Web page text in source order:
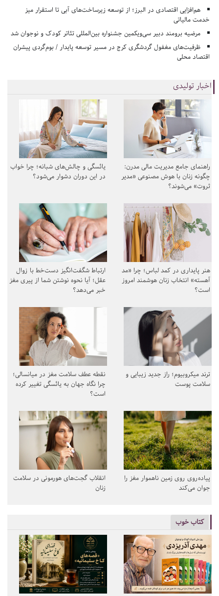
هم‌افزایی اقتصادی در البرز؛ از توسعه زیرساخت‌های آبی تا استقرار میز
خدمت مالیاتی
مرضیه برومند دبیر سی‌ویکمین جشنواره بین‌المللی تئاتر کودک و نوجوان شد
ظرفیت‌های مغفول گردشگری کرج در مسیر توسعه پایدار / بوم‌گردی پیشران
اقتصاد محلی
اخبار تولیدی
راهنمای جامع مدیریت مالی مدرن:
چگونه زنان با هوش مصنوعی «مدیر
ثروت» می‌شوند؟
یائسگی و چالش‌های شبانه؛ چرا خواب
در این دوران دشوار می‌شود؟
هنر پایداری در کمد لباس؛ چرا «مد
آهسته» انتخاب زنان هوشمند امروز
است؟
ارتباط شگفت‌انگیز دست‌خط با زوال
عقل؛ آیا نحوه نوشتن شما از پیری مغز
خبر می‌دهد؟
ترند میکروبیوم؛ راز جدید زیبایی و
سلامت پوست
نقطه عطف سلامت مغز در میانسالی؛
چرا نگاه جهان به یائسگی تغییر کرده
است؟
پیاده‌روی روی زمین ناهموار مغز را
جوان می‌کند
انقلاب گجت‌های هورمونی در سلامت
زنان
کتاب خوب